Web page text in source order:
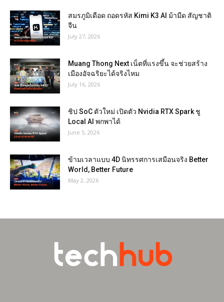
สมรภูมิเดือด ถอดรหัส Kimi K3 AI ม้ามืด สัญชาติ
จีน
July 27, 2026
Muang Thong Next เน็ตที่แรงขึ้น จะช่วยสร้าง
เมืองอัจฉริยะได้จริงไหม
July 16, 2026
ชิป SoC ตัวใหม่ เปิดตัว Nvidia RTX Spark ชู
Local AI พกพาได้
June 5, 2026
ข้ามเวลาแบบ 4D นิทรรศการเสมือนจริง Better
World, Better Future
May 2, 2026